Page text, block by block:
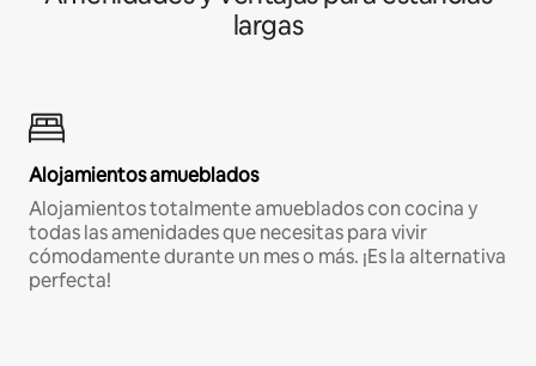
largas
Alojamientos amueblados
Alojamientos totalmente amueblados con cocina y
todas las amenidades que necesitas para vivir
cómodamente durante un mes o más. ¡Es la alternativa
perfecta!